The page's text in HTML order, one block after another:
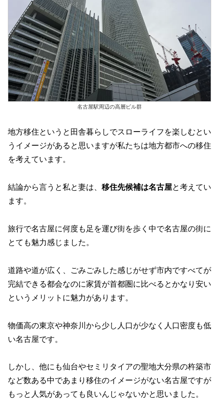
名古屋駅周辺の高層ビル群
地方移住というと田舎暮らしでスローライフを楽しむとい
うイメージがあると思いますが私たちは地方都市への移住
を考えています。
結論から言うと私と妻は、 移住先候補は名古屋と考えてい
ます。
旅行で名古屋に何度も足を運び街を歩く中で名古屋の街に
とても魅力感じました。
道路や道が広く、ごみごみした感じがせず市内ですべてが
完結できる都会なのに家賃が首都圏に比べるとかなり安い
というメリットに魅力があります。
物価高の東京や神奈川から少し人口が少なく人口密度も低
い名古屋です。
しかし、他にも仙台やセミリタイアの聖地大分県の杵築市
など数ある中であまり移住のイメージがない名古屋ですが
もっと人気があっても良いんじゃないかと思いました。